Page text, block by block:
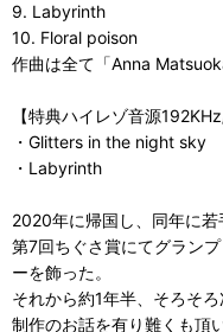
9. Labyrinth
10. Floral poison
作曲は全て「Anna
【特典ハイレゾ音源
・Glitters in the night sky
・Labyrinth
2020年に帰国し、同年に
第7回ちぐさ賞にてグラン
ーを飾った。
それから約1年半、そろそ
制作のお話を有り難くも頂い